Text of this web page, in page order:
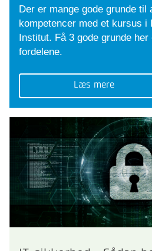
Der er mange gode grunde til
kompetencer med et kursus i
Institut. Få 3 gode grunde
fordelene.
Læs mere